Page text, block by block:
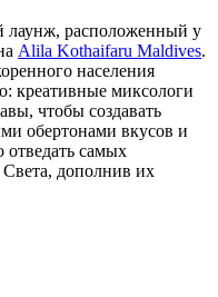
лаунж, расположенный у
Alila Kothaifaru Maldives.
населения
креативные миксологи
чтобы создавать
обертонами вкусов и
самых
дополнив их